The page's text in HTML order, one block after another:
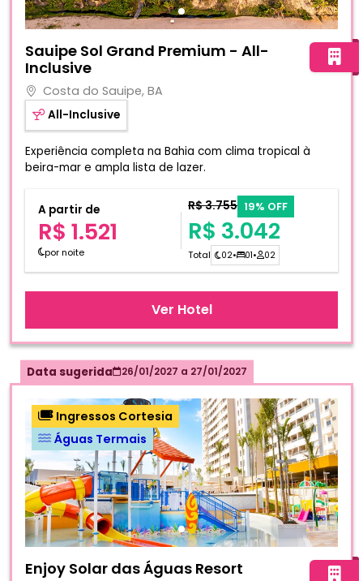
Sauipe Sol Grand Premium - All-
Inclusive
Costa do Sauipe, BA
All-Inclusive
Experiência completa na Bahia com clima tropical à
beira-mar e ampla lista de lazer.
A partir de
R$ 1.521
por noite
R$ 3.755 19% OFF
R$ 3.042
Total 02• 01• 02
Ver Hotel
Data sugerida 26/01/2027 a 27/01/2027
Ingressos Cortesia
Águas Termais
Enjoy Solar das Águas Resort